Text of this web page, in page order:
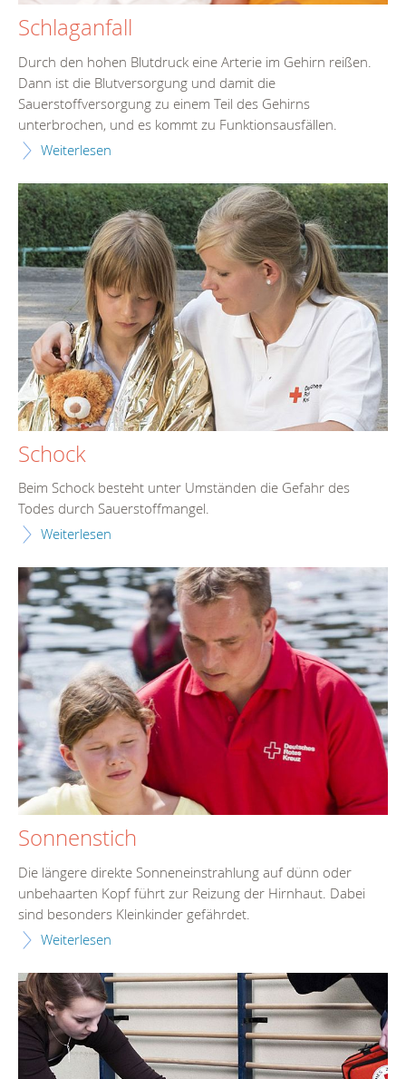
Schlaganfall
Durch den hohen Blutdruck eine Arterie im Gehirn reißen.
Dann ist die Blutversorgung und damit die
Sauerstoffversorgung zu einem Teil des Gehirns
unterbrochen, und es kommt zu Funktionsausfällen.
Weiterlesen
Schock
Beim Schock besteht unter Umständen die Gefahr des
Todes durch Sauerstoffmangel.
Weiterlesen
Sonnenstich
Die längere direkte Sonneneinstrahlung auf dünn oder
unbehaarten Kopf führt zur Reizung der Hirnhaut. Dabei
sind besonders Kleinkinder gefährdet.
Weiterlesen